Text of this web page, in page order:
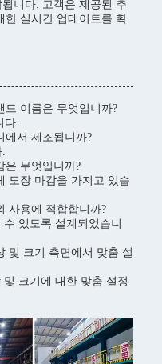
니다. 고객은 제공된 추
한 실시간 업데이트를 확
드 이름은 무엇입니까?
다.
에서 제조됩니까?
.
은 무엇입니까?
도장 마감을 가지고 있습
사용에 적합합니까?
있도록 설계되었습니
및 크기 측면에서 맞춤 설
크기에 대한 맞춤 설정